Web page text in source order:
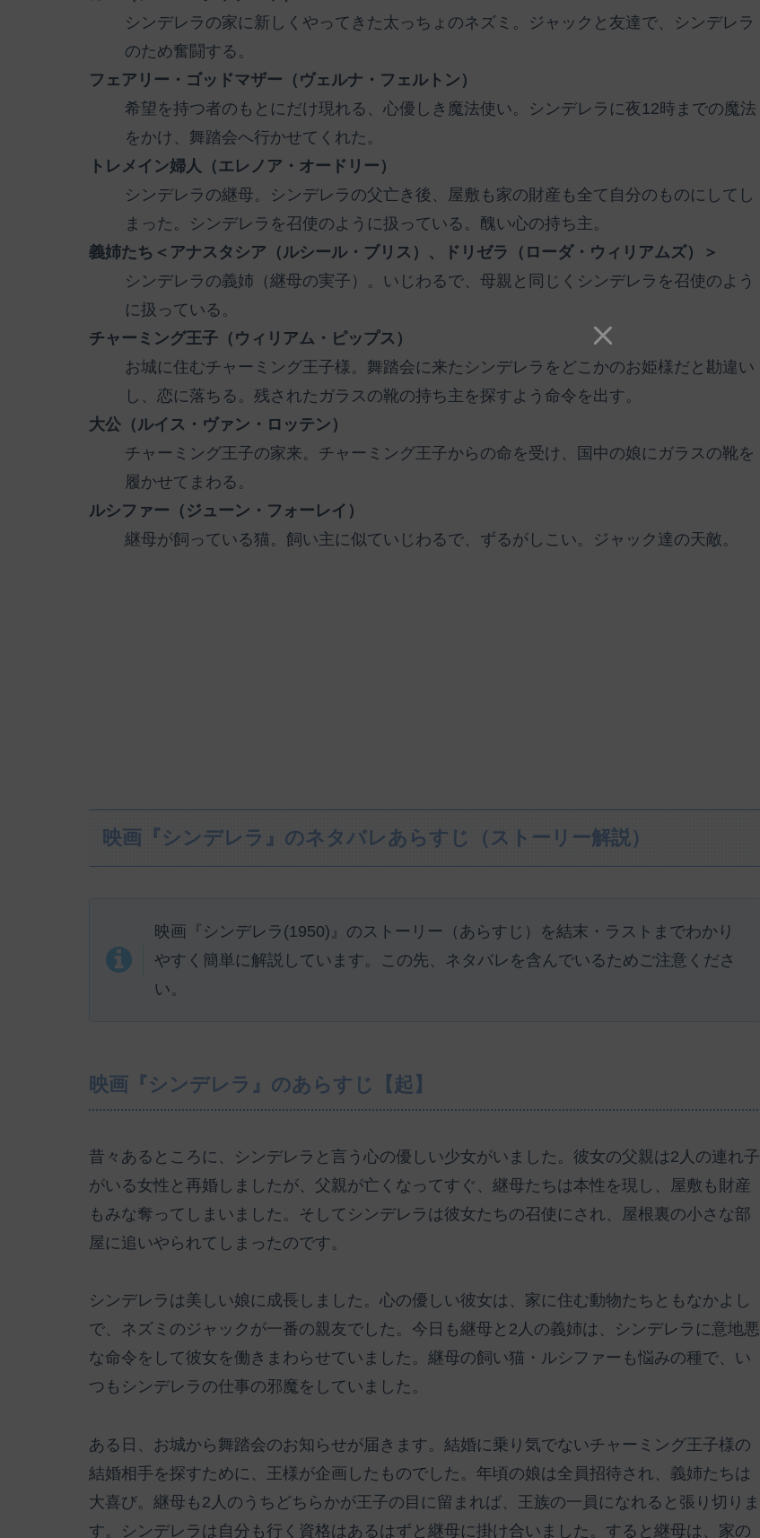
シンデレラの家に新しくやってきた太っちょのネズミ。ジャックと友達で、シンデレラ
のため奮闘する。
フェアリー・ゴッドマザー（ヴェルナ・フェルトン）
希望を持つ者のもとにだけ現れる、心優しき魔法使い。シンデレラに夜12時までの魔法
をかけ、舞踏会へ行かせてくれた。
トレメイン婦人（エレノア・オードリー）
シンデレラの継母。シンデレラの父亡き後、屋敷も家の財産も全て自分のものにしてし
まった。シンデレラを召使のように扱っている。醜い心の持ち主。
義姉たち＜アナスタシア（ルシール・ブリス）、ドリゼラ（ローダ・ウィリアムズ）＞
シンデレラの義姉（継母の実子）。いじわるで、母親と同じくシンデレラを召使のよう
に扱っている。
チャーミング王子（ウィリアム・ピップス）
お城に住むチャーミング王子様。舞踏会に来たシンデレラをどこかのお姫様だと勘違い
し、恋に落ちる。残されたガラスの靴の持ち主を探すよう命令を出す。
大公（ルイス・ヴァン・ロッテン）
チャーミング王子の家来。チャーミング王子からの命を受け、国中の娘にガラスの靴を
履かせてまわる。
ルシファー（ジューン・フォーレイ）
継母が飼っている猫。飼い主に似ていじわるで、ずるがしこい。ジャック達の天敵。
映画『シンデレラ』のネタバレあらすじ（ストーリー解説）
映画『シンデレラ(1950)』のストーリー（あらすじ）を結末・ラストまでわかり
やすく簡単に解説しています。この先、ネタバレを含んでいるためご注意くださ
い。
映画『シンデレラ』のあらすじ【起】
昔々あるところに、シンデレラと言う心の優しい少女がいました。彼女の父親は2人の連れ子
がいる女性と再婚しましたが、父親が亡くなってすぐ、継母たちは本性を現し、屋敷も財産
もみな奪ってしまいました。そしてシンデレラは彼女たちの召使にされ、屋根裏の小さな部
屋に追いやられてしまったのです。
シンデレラは美しい娘に成長しました。心の優しい彼女は、家に住む動物たちともなかよし
で、ネズミのジャックが一番の親友でした。今日も継母と2人の義姉は、シンデレラに意地悪
な命令をして彼女を働きまわらせていました。継母の飼い猫・ルシファーも悩みの種で、い
つもシンデレラの仕事の邪魔をしていました。
ある日、お城から舞踏会のお知らせが届きます。結婚に乗り気でないチャーミング王子様の
結婚相手を探すために、王様が企画したものでした。年頃の娘は全員招待され、義姉たちは
大喜び。継母も2人のうちどちらかが王子の目に留まれば、王族の一員になれると張り切りま
す。シンデレラは自分も行く資格はあるはずと継母に掛け合いました。すると継母は、家の